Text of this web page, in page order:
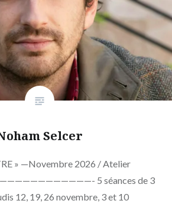
Selcer
» —Novembre 2026 / Atelier
5 séances de 3
12, 19, 26 novembre, 3 et 10